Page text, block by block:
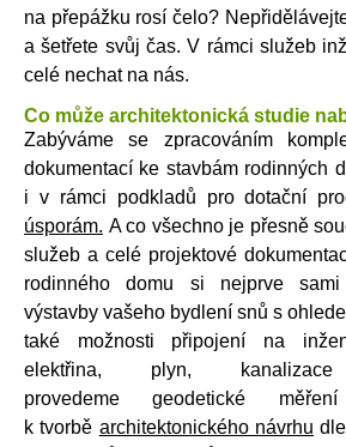
na přepážku rosí čelo?
a šetřete svůj čas. V rámci služeb
celé nechat na nás.
Co může architektonická studie
Zabýváme se zpracováním
dokumentací ke stavbám rodinných
i v rámci podkladů pro dotační
úsporám. A co všechno je přesně
služeb a celé projektové
rodinného domu si nejprve sami
výstavby vašeho bydlení snů s
také možnosti připojení na
elektřina, plyn,
provedeme geodetické
k tvorbě architektonického návrhu